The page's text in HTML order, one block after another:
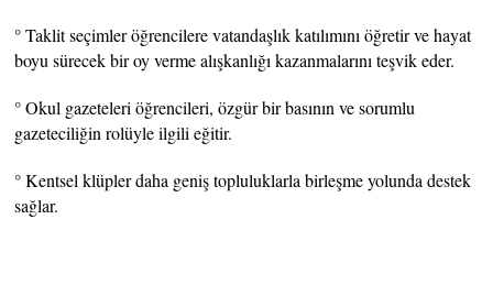
° Taklit seçimler öğrencilere vatandaşlık katılımını öğretir ve hayat
boyu sürecek bir oy verme alışkanlığı kazanmalarını teşvik eder.
° Okul gazeteleri öğrencileri, özgür bir basının ve sorumlu
gazeteciliğin rolüyle ilgili eğitir.
° Kentsel klüpler daha geniş topluluklarla birleşme yolunda destek
sağlar.